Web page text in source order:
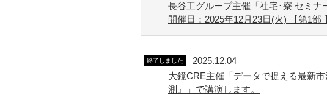
長谷工グループ主催「社宅･寮 セミナ
開催日：2025年12月23日(火) 【第1部
終了しました
2025.12.04
大鏡CRE主催「データで捉える最新
測』」で講演します。